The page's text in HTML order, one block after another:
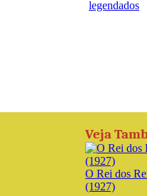
Veja
O Rei dos
(1927)